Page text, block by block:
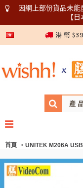
因網上部份貨品未
【
港 幣
首頁 UNITEK M206A